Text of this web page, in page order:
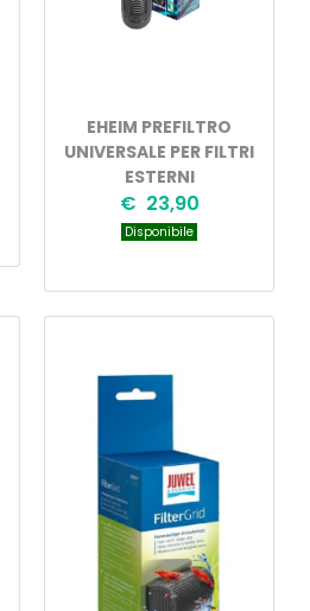
EHEIM PREFILTRO
UNIVERSALE PER FILTRI
ESTERNI
€ 23,90
Disponibile